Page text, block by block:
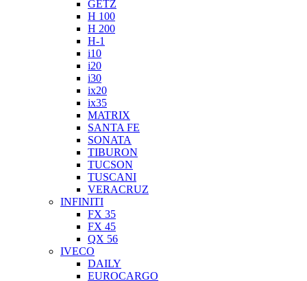
GETZ
H 100
H 200
H-1
i10
i20
i30
ix20
ix35
MATRIX
SANTA FE
SONATA
TIBURON
TUCSON
TUSCANI
VERACRUZ
INFINITI
FX 35
FX 45
QX 56
IVECO
DAILY
EUROCARGO